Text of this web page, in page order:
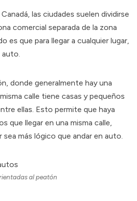
las ciudades suelen dividirse
comercial separada de la zona
es que para llegar a cualquier lugar,
auto.
donde generalmente hay una
calle tiene casas y pequeños
ellas. Esto permite que haya
que llegar en una misma calle,
sea más lógico que andar en auto.
al peatón